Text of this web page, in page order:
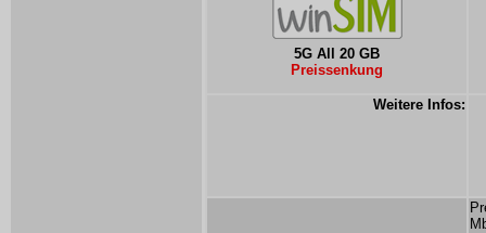
5G All 20 GB
Preissenkung
Weitere Infos: